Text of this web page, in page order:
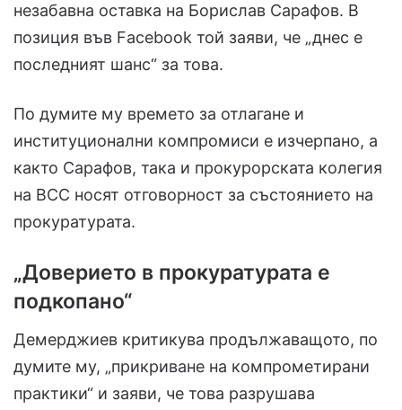
незабавна оставка на Борислав Сарафов. В
позиция във Facebook той заяви, че „днес е
последният шанс“ за това.
По думите му времето за отлагане и
институционални компромиси е изчерпано, а
както Сарафов, така и прокурорската колегия
на ВСС носят отговорност за състоянието на
прокуратурата.
„Доверието в прокуратурата е
подкопано“
Демерджиев критикува продължаващото, по
думите му, „прикриване на компрометирани
практики“ и заяви, че това разрушава